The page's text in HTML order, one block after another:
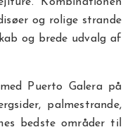
og rolige strande
og brede udvalg af
Puerto Galera på
palmestrande,
bedste områder til